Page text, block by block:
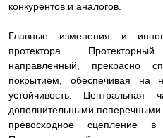
конкурентов и аналогов.
Главные изменения и
протектора.
направленный, прекрасно
покрытием, обеспечивая на
устойчивость. Центральная
дополнительными
превосходное сцепление в